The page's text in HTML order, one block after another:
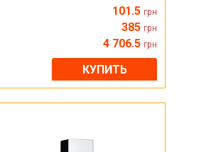
101.5 грн
385 грн
4 706.5 грн
КУПИТЬ